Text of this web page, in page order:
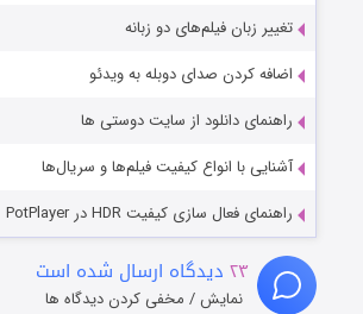
تغییر زبان فیلم‌های دو زبانه
اضافه کردن صدای دوبله به ویدئو
راهنمای دانلود از سایت دوستی ها
آشنایی با انواع کیفیت فیلم‌ها و سریال‌ها
راهنمای فعال سازی کیفیت HDR در PotPlayer
۲۳ دیدگاه ارسال شده است
نمایش / مخفی کردن دیدگاه ها